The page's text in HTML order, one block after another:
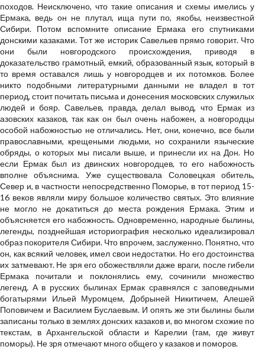
походов. Неисключено, что такие описания и схемы имелись у
Ермака, ведь он не плутал, ища пути по, якобы, неизвестной
Сибири. Потом вспомните описание Ермака его спутниками
донскими казаками. Тот же историк Савельев прямо говорит. Что
они были новгородского происхождения, приводя в
доказательство грамотный, емкий, образованный язык, который в
то время оставался лишь у новгородцев и их потомков. Более
никто подобными литературными данными не владел в тот
период, стоит почитать письма и донесения московских служилых
людей и бояр. Савельев, правда, делал вывод, что Ермак из
азовских казаков, так как он был очень набожен, а новгородцы
особой набожностью не отличались. Нет, они, конечно, все были
православными, крещеными людьми, но сохранили языческие
обряды, о которых мы писали выше, и принесли их на Дон. Но
если Ермак был из двинских новгородцев, то его набожность
вполне объяснима. Уже существовала Соловецкая обитель,
Север и, в частности непосредственно Поморье, в тот период 15-
16 веков являли миру большое количество святых. Это влияние
не могло не докатиться до места рождения Ермака. Этим и
объясняется его набожность. Одновременно, народные былины,
легенды, позднейшая историография несколько идеализировал
образ покорителя Сибири. Что впрочем, заслуженно. Понятно, что
он, как всякий человек, имел свои недостатки. Но его достоинства
их затмевают. Не зря его обожествляли даже враги, после гибели
Ермака почитали и поклонялись ему, сочинили множество
легенд. А в русских былинах Ермак сравнялся с заповедными
богатырями Ильей Муромцем, Добрыней Никитичем, Алешей
Поповичем и Василием Буслаевым. И опять же эти былины были
записаны только в землях донских казаков и, во многом схожие по
текстам, в Архангельской области и Карелии (там, где живут
поморы). Не зря отмечают много общего у казаков и поморов.